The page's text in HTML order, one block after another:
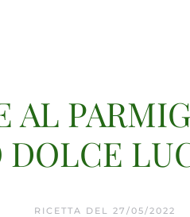
AL
RICETTA DEL 27/05/2022